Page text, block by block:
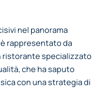
nel panorama
rappresentato da
ristorante specializzato
che ha saputo
con una strategia di